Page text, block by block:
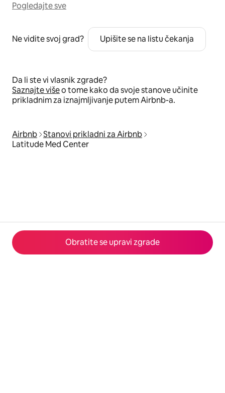
Obratite se upravi zgrade
Pogledajte sve
Ne vidite svoj grad? Upišite se na listu čekanja
Da li ste vi vlasnik zgrade?
Saznajte višeo tome kako da svoje stanove učinite
prikladnim za iznajmljivanje putem Airbnb-a.
Airbnb Stanovi prikladni za Airbnb
Latitude Med Center